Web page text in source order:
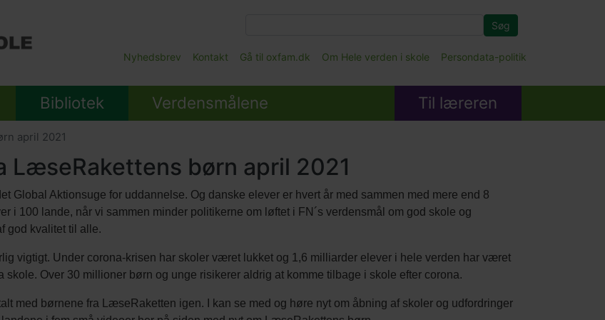
Main
Submenu
Nyhedsbrev Kontakt Gå til oxfam.dk Om Hele verden i skole Persondata-politik
Søg
Bibliotek Verdensmålene Til læreren
april 2021
LæseRakettens børn april 2021
Global Aktionsuge for uddannelse. Og danske elever er hvert år med sammen med mere end 8
i 100 lande, når vi sammen minder politikerne om løftet i FN´s verdensmål om god skole og
god kvalitet til alle.
vigtigt. Under corona-krisen har skoler været lukket og 1,6 milliarder elever i hele verden har været
skole. Over 30 millioner børn og unge risikerer aldrig at komme tilbage i skole efter corona.
med børnene fra LæseRaketten igen. I kan se med og høre nyt om åbning af skoler og udfordringer